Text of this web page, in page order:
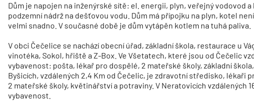
Dům je napojen na inženýrské sítě: el. energii, plyn, veřejný vodovod
podzemní nádrž na dešťovou vodu. Dům má přípojku na plyn, kotel
velmi snadno. V současné době je dům vytápěn kotlem na tuhá paliva.
V obci Čečelice se nachází obecní úřad, základní škola, restaurace u
vinotéka, Sokol, hřiště a Z-Box. Ve Všetatech, které jsou od Čečelic
vybavenost: pošta, lékař pro dospělé, 2 mateřské školy, základní
Byšicích, vzdálených 2,4 Km od Čečelic, je zdravotní středisko, lékaři
2 mateřské školy, květinářství a potraviny. V Neratovicích vzdálených
vybavenost.